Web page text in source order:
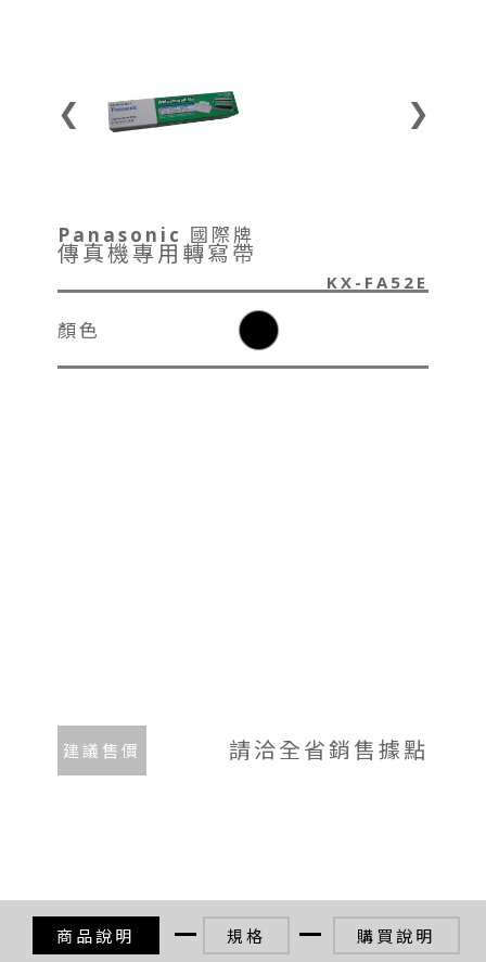
❮ ❯
Panasonic 國際牌
傳真機專用轉寫帶
KX-FA52E
顏色
建議售價 請洽全省銷售據點
商品說明 規格 購買說明